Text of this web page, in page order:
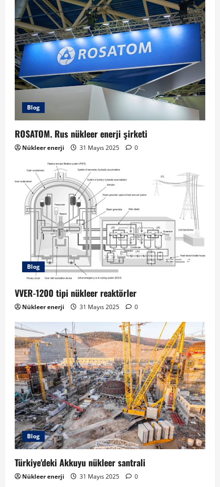
Blog
ROSATOM. Rus nükleer enerji şirketi
Nükleer enerji 31 Mayıs 2025 0
Blog
VVER-1200 tipi nükleer reaktörler
Nükleer enerji 31 Mayıs 2025 0
Blog
Türkiye'deki Akkuyu nükleer santrali
Nükleer enerji 31 Mayıs 2025 0